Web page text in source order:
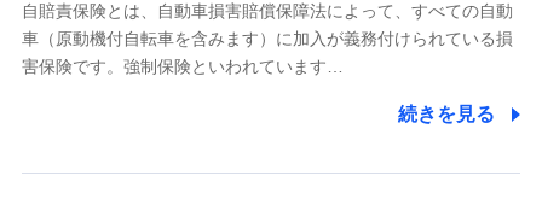
業務の委託
当社は利用目的の達成に必要な範囲内において個人情報の取
自賠責保険とは、自動車損害賠償保障法によって、すべての自動
車（原動機付自転車を含みます）に加入が義務付けられている損
害保険です。強制保険といわれています…
続きを見る